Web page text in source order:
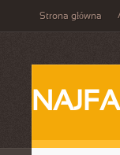
Strona główna